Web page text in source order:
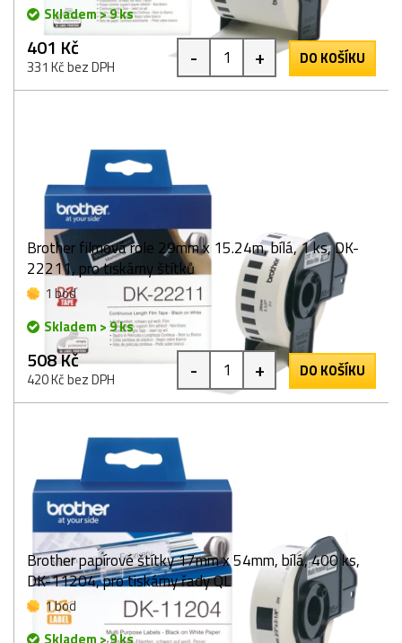
Skladem > 9 ks
401 Kč
331 Kč bez DPH - + DO KOŠÍKU
Brother filmová role 29mm x 15.24m, bílá, 1 ks, DK-
22211, pro tiskárny štítků
1 bod
Skladem > 9 ks
508 Kč
420 Kč bez DPH - + DO KOŠÍKU
Brother papírové štítky 17mm x 54mm, bílá, 400 ks,
DK-11204, pro tiskárny řady QL
1 bod